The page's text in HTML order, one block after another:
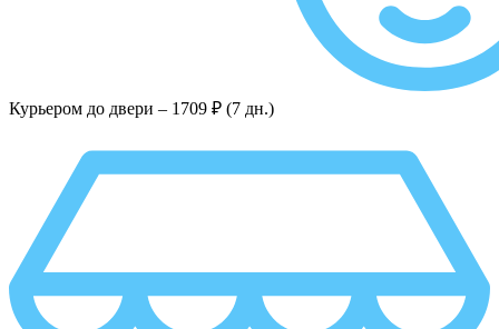
Курьером до двери – 1709 ₽ (7 дн.)